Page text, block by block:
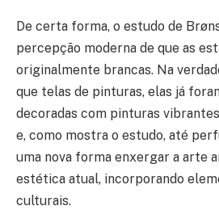
De certa forma, o estudo de
percepção moderna de que as
originalmente brancas. Na
que telas de pinturas, elas já
decoradas com pinturas
e, como mostra o estudo, até
uma nova forma enxergar a arte
estética atual, incorporando
culturais.